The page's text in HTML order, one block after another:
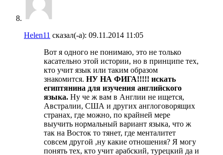
Helen11 сказал(-а): 09.11.2014 11:05
Вот я одного не понимаю, это не только
касательно этой истории, но в принципе тех,
кто учит язык или таким образом
знакомится. НУ НА ФИГА!!!!! искать
египтянина для изучения английского
языка. Ну че ж вам в Англии не ищется,
Австралии, США и других англоговорящих
странах, где можно, по крайней мере
выучить нормальный вариант языка, что ж
так на Восток то тянет, где менталитет
совсем другой ,ну какие отношения? Я могу
понять тех, кто учит арабский, турецкий да и